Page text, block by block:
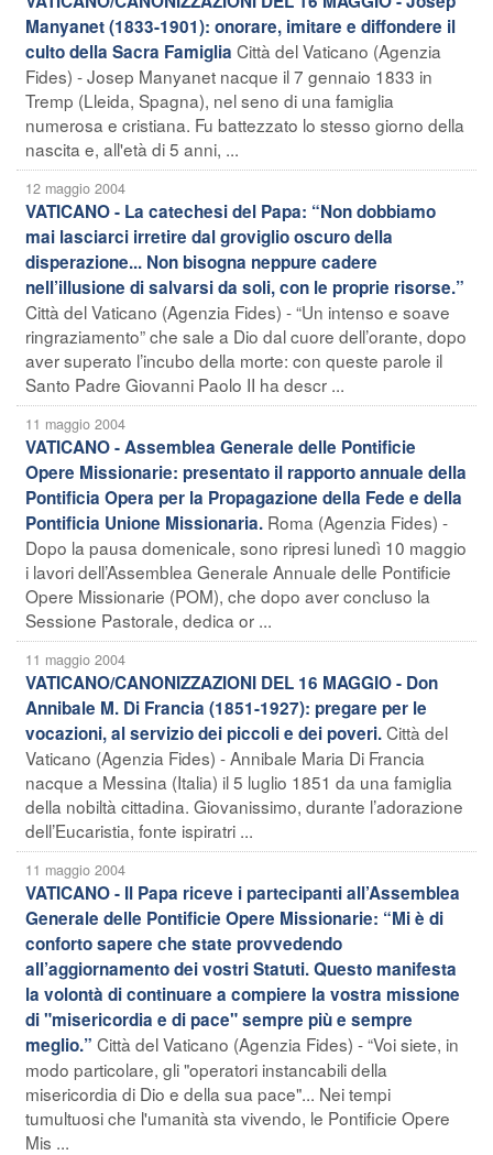
Manyanet (1833-1901): onorare, imitare e diffondere il
culto della Sacra Famiglia Città del Vaticano (Agenzia
Fides) - Josep Manyanet nacque il 7 gennaio 1833 in
Tremp (Lleida, Spagna), nel seno di una famiglia
numerosa e cristiana. Fu battezzato lo stesso giorno della
nascita e, all'età di 5 anni, ...
12 maggio 2004
VATICANO - La catechesi del Papa: “Non dobbiamo
mai lasciarci irretire dal groviglio oscuro della
disperazione... Non bisogna neppure cadere
nell’illusione di salvarsi da soli, con le proprie risorse.”
Città del Vaticano (Agenzia Fides) - “Un intenso e soave
ringraziamento” che sale a Dio dal cuore dell’orante, dopo
aver superato l’incubo della morte: con queste parole il
Santo Padre Giovanni Paolo II ha descr ...
11 maggio 2004
VATICANO - Assemblea Generale delle Pontificie
Opere Missionarie: presentato il rapporto annuale della
Pontificia Opera per la Propagazione della Fede e della
Pontificia Unione Missionaria. Roma (Agenzia Fides) -
Dopo la pausa domenicale, sono ripresi lunedì 10 maggio
i lavori dell’Assemblea Generale Annuale delle Pontificie
Opere Missionarie (POM), che dopo aver concluso la
Sessione Pastorale, dedica or ...
11 maggio 2004
VATICANO/CANONIZZAZIONI DEL 16 MAGGIO - Don
Annibale M. Di Francia (1851-1927): pregare per le
vocazioni, al servizio dei piccoli e dei poveri.Città del
Vaticano (Agenzia Fides) - Annibale Maria Di Francia
nacque a Messina (Italia) il 5 luglio 1851 da una famiglia
della nobiltà cittadina. Giovanissimo, durante l’adorazione
dell’Eucaristia, fonte ispiratri ...
11 maggio 2004
VATICANO - Il Papa riceve i partecipanti all’Assemblea
Generale delle Pontificie Opere Missionarie: “Mi è di
conforto sapere che state provvedendo
all’aggiornamento dei vostri Statuti. Questo manifesta
la volontà di continuare a compiere la vostra missione
di "misericordia e di pace" sempre più e sempre
meglio.” Città del Vaticano (Agenzia Fides) - “Voi siete, in
modo particolare, gli "operatori instancabili della
misericordia di Dio e della sua pace"... Nei tempi
tumultuosi che l'umanità sta vivendo, le Pontificie Opere
Mis ...